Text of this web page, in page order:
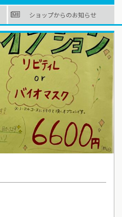
ショップからのお知らせ